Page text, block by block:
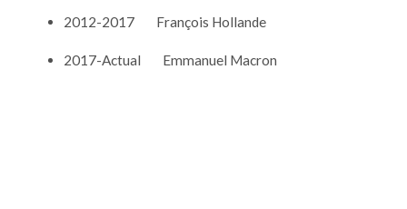
2012-2017 François Hollande
2017-Actual Emmanuel Macron